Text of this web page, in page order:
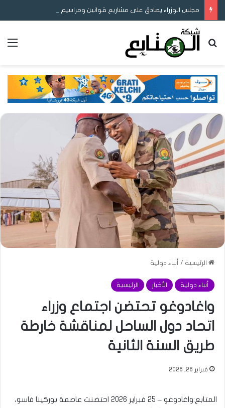
بحث عن
الرئيسية / أنباء دولية
أنباء دولية الأخبار الرئيسية
واغادوغو تحتضن اجتماع وزراء
اتحاد دول الساحل لمناقشة خارطة
طريق السنة الثانية
فبراير 26, 2026
المتابع:واغادوغو – 25 فبراير 2026 احتضنت عاصمة بوركينا فاسو،